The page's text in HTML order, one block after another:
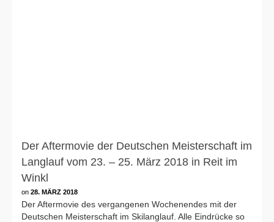
Der Aftermovie der Deutschen Meisterschaft im
Langlauf vom 23. – 25. März 2018 in Reit im
Winkl
on 28. MÄRZ 2018
Der Aftermovie des vergangenen Wochenendes mit der
Deutschen Meisterschaft im Skilanglauf. Alle Eindrücke so